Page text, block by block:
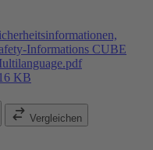
Informations CUBE
KB
Vergleichen